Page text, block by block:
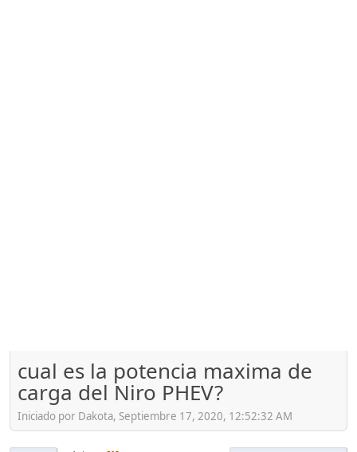
cual es la potencia maxima de
carga del Niro PHEV?
Iniciado por Dakota, Septiembre 17, 2020, 12:52:32 AM